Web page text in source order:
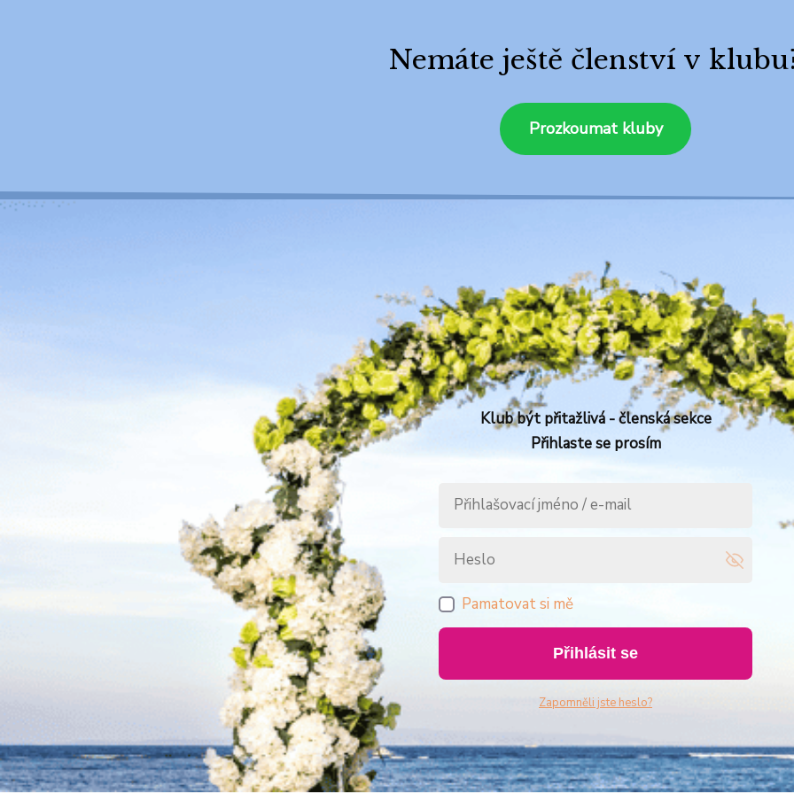
Nemáte ještě členství v
Prozkoumat kluby
Klub být přitažlivá - členská sekce
Přihlaste se prosím
Pamatovat si mě
Přihlásit se
Zapomněli jste heslo?